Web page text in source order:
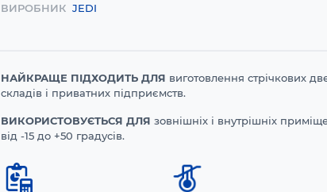
ВИРОБНИК JEDI
НАЙКРАЩЕ ПІДХОДИТЬ ДЛЯ виготовлення стрічкових
складів і приватних підприємств.
ВИКОРИСТОВУЄТЬСЯ ДЛЯ зовнішніх і внутрішніх
від -15 до +50 градусів.